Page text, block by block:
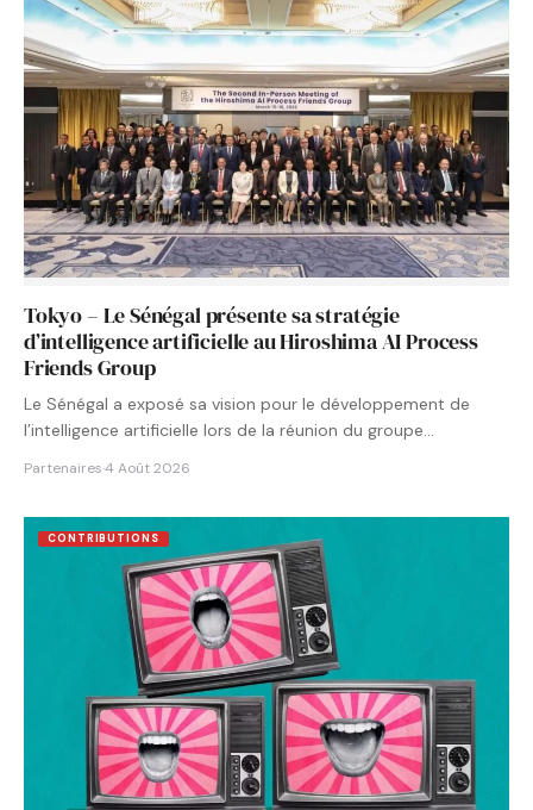
Tokyo – Le Sénégal présente sa stratégie
d’intelligence artificielle au Hiroshima AI Process
Friends Group
Le Sénégal a exposé sa vision pour le développement de
l’intelligence artificielle lors de la réunion du groupe…
Partenaires·4 Août 2026
CONTRIBUTIONS